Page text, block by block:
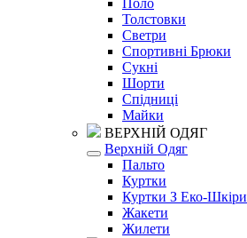
Поло
Толстовки
Светри
Спортивні Брюки
Сукні
Шорти
Спідниці
Майки
ВЕРХНІЙ ОДЯГ
Верхній Одяг
Пальто
Куртки
Куртки З Еко-Шкіри
Жакети
Жилети